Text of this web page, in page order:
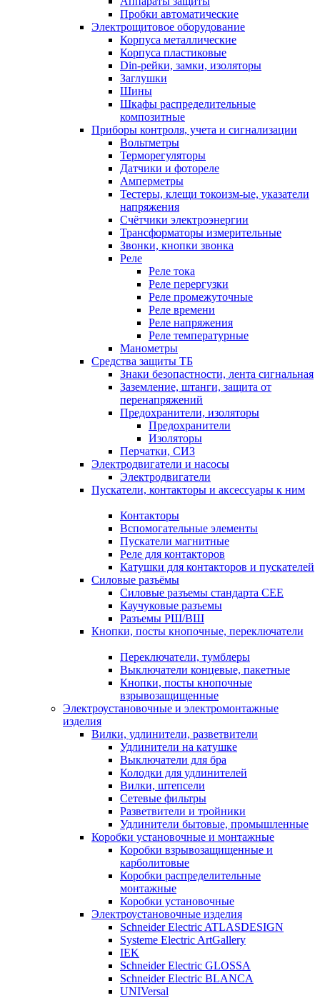
Пробки автоматические
Электрощитовое оборудование
Корпуса металлические
Корпуса пластиковые
Din-рейки, замки, изоляторы
Заглушки
Шины
Шкафы распределительные
композитные
Приборы контроля, учета и сигнализации
Вольтметры
Терморегуляторы
Датчики и фотореле
Амперметры
Тестеры, клещи токоизм-ые, указатели
напряжения
Счётчики электроэнергии
Трансформаторы измерительные
Звонки, кнопки звонка
Реле
Реле тока
Реле перергузки
Реле промежуточные
Реле времени
Реле напряжения
Реле температурные
Манометры
Средства защиты ТБ
Знаки безопастности, лента сигнальная
Заземление, штанги, защита от
перенапряжений
Предохранители, изоляторы
Предохранители
Изоляторы
Перчатки, СИЗ
Электродвигатели и насосы
Электродвигатели
Пускатели, контакторы и аксессуары к ним
Контакторы
Вспомогательные элементы
Пускатели магнитные
Реле для контакторов
Катушки для контакторов и пускателей
Силовые разъёмы
Силовые разъемы стандарта СЕЕ
Каучуковые разъемы
Разъемы РШ/ВШ
Кнопки, посты кнопочные, переключатели
Переключатели, тумблеры
Выключатели концевые, пакетные
Кнопки, посты кнопочные
взрывозащищенные
Электроустановочные и электромонтажные
изделия
Вилки, удлинители, разветвители
Удлинители на катушке
Выключатели для бра
Колодки для удлинителей
Вилки, штепсели
Сетевые фильтры
Разветвители и тройники
Удлинители бытовые, промышленные
Коробки установочные и монтажные
Коробки взрывозащищенные и
карболитовые
Коробки распределительные
монтажные
Коробки установочные
Электроустановочные изделия
Schneider Electric ATLASDESIGN
Systeme Electric ArtGallery
IEK
Schneider Electric GLOSSA
Schneider Electric BLANCA
UNIVersal